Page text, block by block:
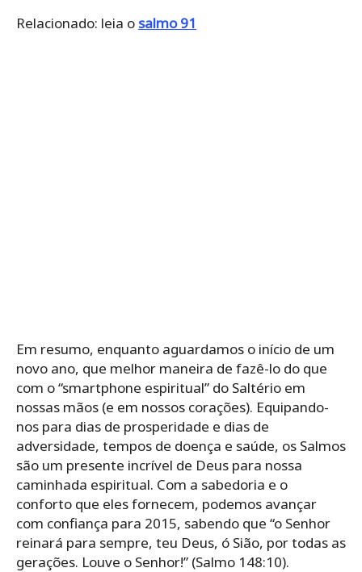
Relacionado: leia o salmo 91
Em resumo, enquanto aguardamos o início de um
novo ano, que melhor maneira de fazê-lo do que
com o “smartphone espiritual” do Saltério em
nossas mãos (e em nossos corações). Equipando-
nos para dias de prosperidade e dias de
adversidade, tempos de doença e saúde, os Salmos
são um presente incrível de Deus para nossa
caminhada espiritual. Com a sabedoria e o
conforto que eles fornecem, podemos avançar
com confiança para 2015, sabendo que “o Senhor
reinará para sempre, teu Deus, ó Sião, por todas as
gerações. Louve o Senhor!” (Salmo 148:10).